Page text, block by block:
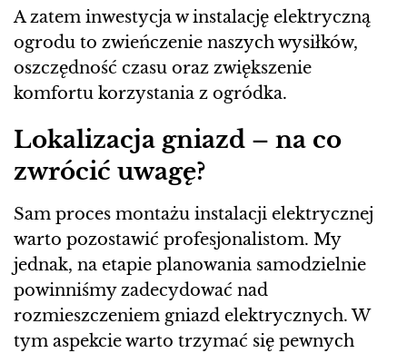
A zatem inwestycja w instalację elektryczną
ogrodu to zwieńczenie naszych wysiłków,
oszczędność czasu oraz zwiększenie
komfortu korzystania z ogródka.
Lokalizacja gniazd – na co
zwrócić uwagę?
Sam proces montażu instalacji elektrycznej
warto pozostawić profesjonalistom. My
jednak, na etapie planowania samodzielnie
powinniśmy zadecydować nad
rozmieszczeniem gniazd elektrycznych. W
tym aspekcie warto trzymać się pewnych